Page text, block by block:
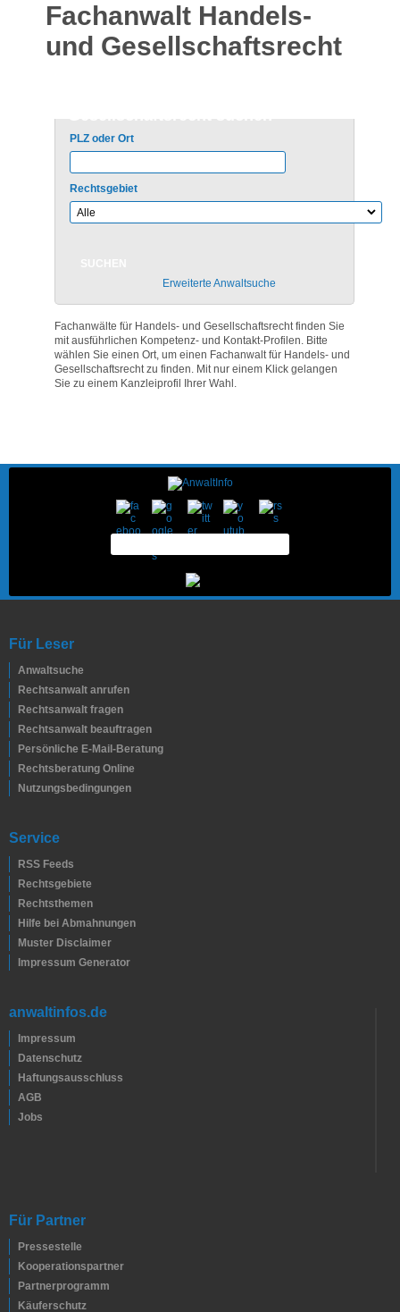
Fachanwalt Handels-
und Gesellschaftsrecht
PLZ oder Ort
Rechtsgebiet
Erweiterte Anwaltsuche
Fachanwälte für Handels- und Gesellschaftsrecht finden Sie
mit ausführlichen Kompetenz- und Kontakt-Profilen. Bitte
wählen Sie einen Ort, um einen Fachanwalt für Handels- und
Gesellschaftsrecht zu finden. Mit nur einem Klick gelangen
Sie zu einem Kanzleiprofil Ihrer Wahl.
Für Leser
Anwaltsuche
Rechtsanwalt anrufen
Rechtsanwalt fragen
Rechtsanwalt beauftragen
Persönliche E-Mail-Beratung
Rechtsberatung Online
Nutzungsbedingungen
Service
RSS Feeds
Rechtsgebiete
Rechtsthemen
Hilfe bei Abmahnungen
Muster Disclaimer
Impressum Generator
anwaltinfos.de
Impressum
Datenschutz
Haftungsausschluss
AGB
Jobs
Für Partner
Pressestelle
Kooperationspartner
Partnerprogramm
Käuferschutz